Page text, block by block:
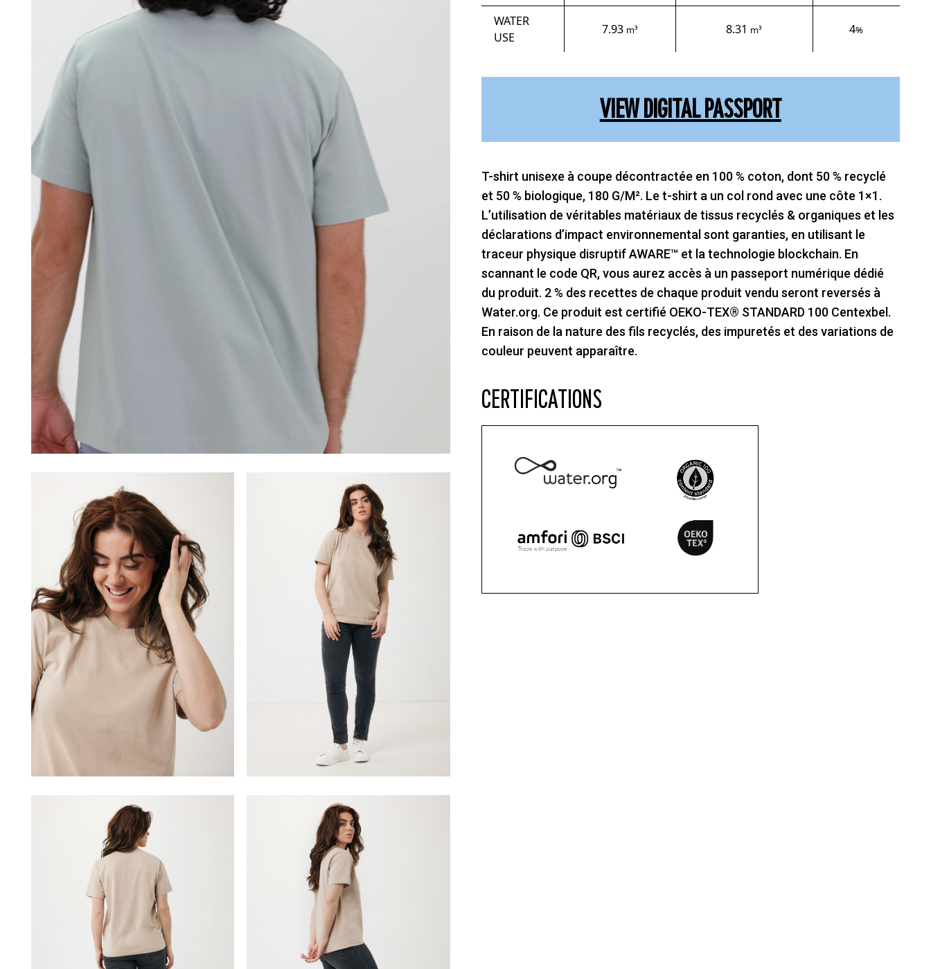
WATER
USE
7.93 m³ 8.31 m³ 4%
VIEW DIGITAL PASSPORT
T-shirt unisexe à coupe décontractée en 100 % coton, dont 50 % recyclé
et 50 % biologique, 180 G/M². Le t-shirt a un col rond avec une côte 1×1.
L’utilisation de véritables matériaux de tissus recyclés & organiques et les
déclarations d’impact environnemental sont garanties, en utilisant le
traceur physique disruptif AWARE™ et la technologie blockchain. En
scannant le code QR, vous aurez accès à un passeport numérique dédié
du produit. 2 % des recettes de chaque produit vendu seront reversés à
Water.org. Ce produit est certifié OEKO-TEX® STANDARD 100 Centexbel.
En raison de la nature des fils recyclés, des impuretés et des variations de
couleur peuvent apparaître.
CERTIFICATIONS